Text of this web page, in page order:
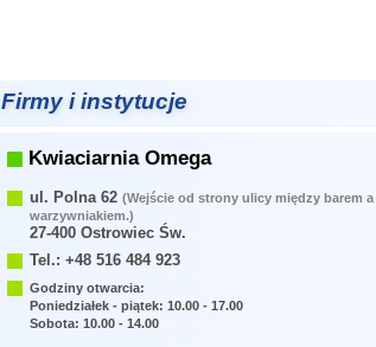
Firmy i instytucje
Kwiaciarnia Omega
ul. Polna 62 (Wejście od strony ulicy między barem a
warzywniakiem.)
27-400 Ostrowiec Św.
Tel.: +48 516 484 923
Godziny otwarcia:
Poniedziałek - piątek: 10.00 - 17.00
Sobota: 10.00 - 14.00